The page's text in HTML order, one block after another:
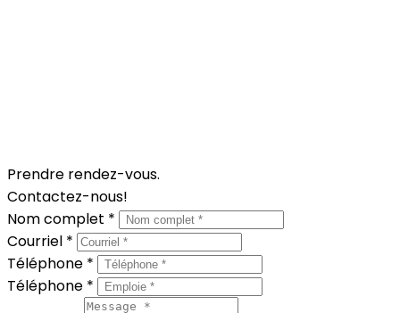
Prendre rendez-vous.
Contactez-nous!
Nom complet *
Courriel *
Téléphone *
Téléphone *